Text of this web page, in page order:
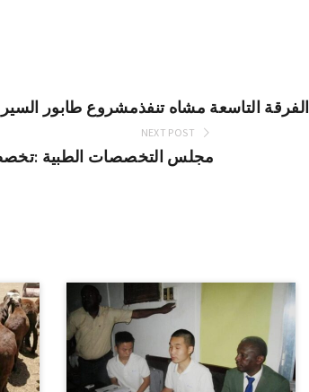
الفرقة التاسعة مشاه تنفذمشروع طابور
NEXT POST
مجلس التخصصات الطبية